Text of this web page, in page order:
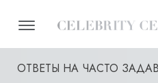
ОТВЕТЫ НА ЧАСТО